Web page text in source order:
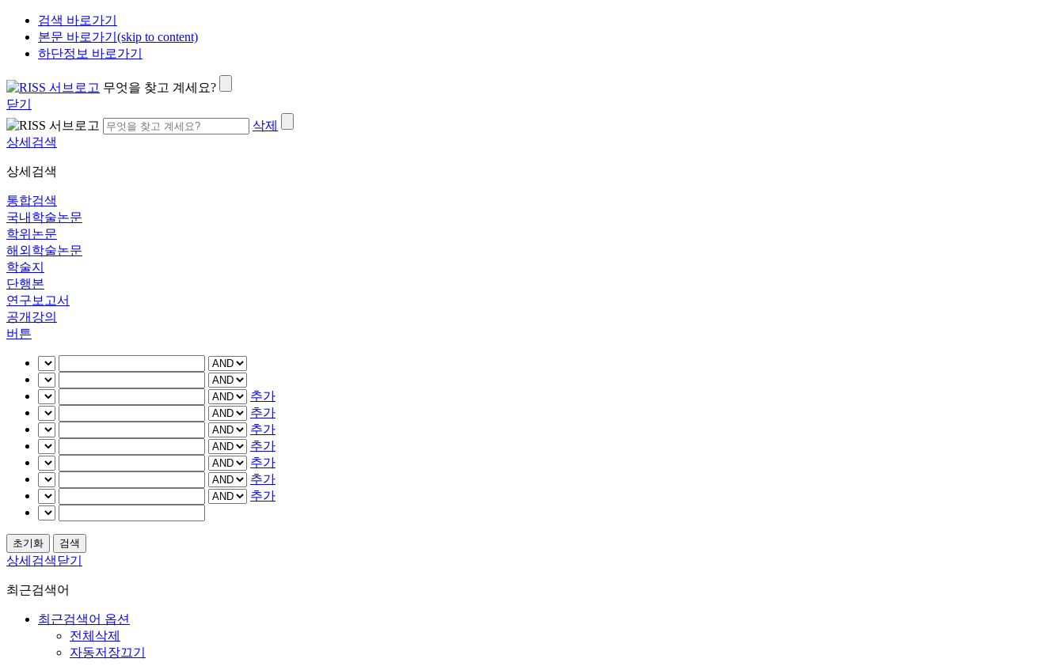
검색 바로가기
본문 바로가기(skip to content)
하단정보 바로가기
무엇을 찾고 계세요?
닫기
삭제
상세검색
상세검색
통합검색
국내학술논문
학위논문
해외학술논문
학술지
단행본
연구보고서
공개강의
버튼
추가
추가
추가
추가
추가
추가
추가
상세검색닫기
최근검색어
최근검색어 옵션
전체삭제
자동저장끄기